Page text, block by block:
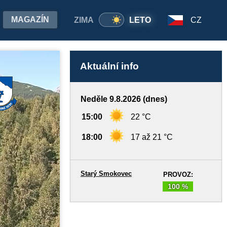
ZIMA LETO
MAGAZÍN CZ
Aktuální info
Neděle 9.8.2026 (dnes)
15:00 22 °C
18:00 17 až 21 °C
PROVOZ:
100 %
Starý Smokovec